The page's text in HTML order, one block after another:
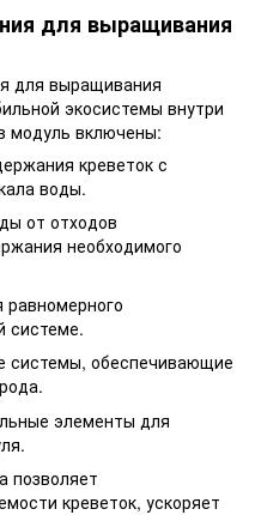
для выращивания
для выращивания
экосистемы внутри
модуль включены:
креветок с
воды.
от отходов
необходимого
системе.
системы, обеспечивающие
элементы для
позволяет
креветок, ускоряет